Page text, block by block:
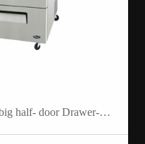
沙拉台大四抽屉冷藏柜 Four big half- door Drawer-Salad Prep table refrigerator